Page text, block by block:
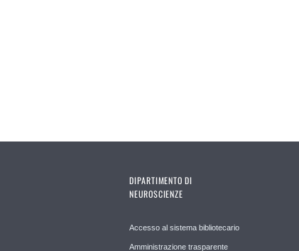
DIPARTIMENTO DI
NEUROSCIENZE
Accesso al sistema bibliotecario
Amministrazione trasparente